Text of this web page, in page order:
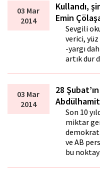
03 Mar
2014
Kullandı,
Emin
Sevgili
verici, yüz
-yargı
artık dur
03 Mar
2014
28
Son 10
miktar
ve AB
bu